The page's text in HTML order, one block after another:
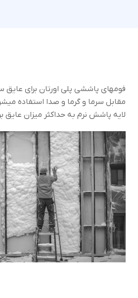
فومهای پاششی پلی اورتان برای عایق
لایه پاشش نرم به حداکثر میزان عایق